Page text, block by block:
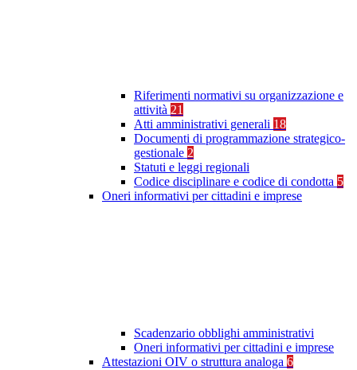
Riferimenti normativi su organizzazione e
attività 21
Atti amministrativi generali 18
Documenti di programmazione strategico-
gestionale 2
Statuti e leggi regionali
Codice disciplinare e codice di condotta 5
Oneri informativi per cittadini e imprese
Scadenzario obblighi amministrativi
Oneri informativi per cittadini e imprese
Attestazioni OIV o struttura analoga 6